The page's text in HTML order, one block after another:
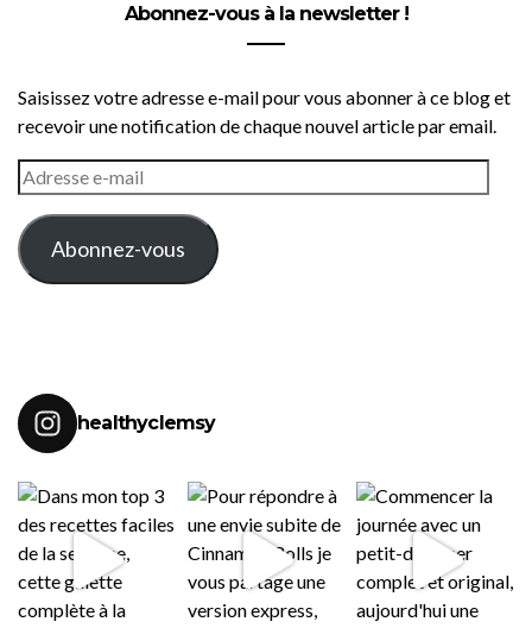
Abonnez-vous à la newsletter !
Saisissez votre adresse e-mail pour vous abonner à ce blog et
recevoir une notification de chaque nouvel article par email.
ADRESSE
E-
MAIL
Abonnez-vous
healthyclemsy